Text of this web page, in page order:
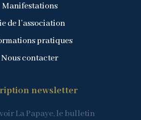
Manifestations
de l’association
pratiques
Nous contacter
newsletter
La Papaye, le bulletin